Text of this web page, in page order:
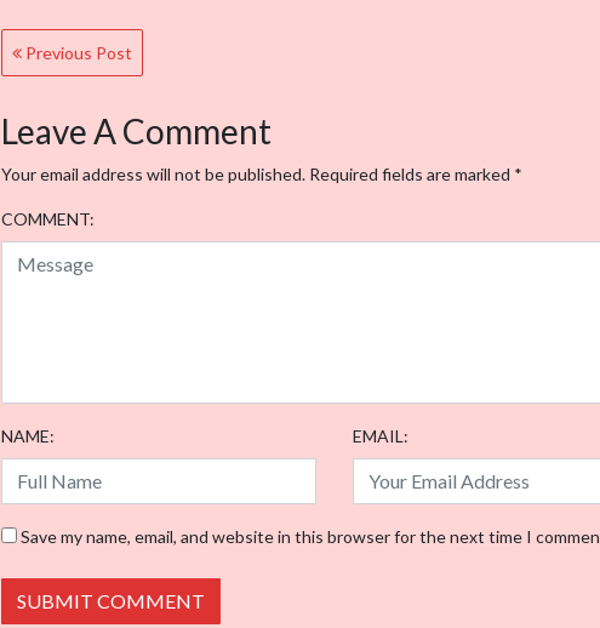
Post
Previous Post
Leave A Comment
Your email address will not be published. Required fields are marked *
COMMENT:
NAME: EMAIL:
Save my name, email, and website in this browser for the next time I